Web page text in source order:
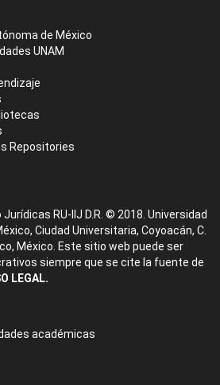
de México
UNAM
Repositories
RU-IIJ D.R. © 2018. Universidad
Ciudad Universitaria, Coyoacán, C.
México. Este sitio web puede ser
siempre que se cite la fuente de
LEGAL.
académicas